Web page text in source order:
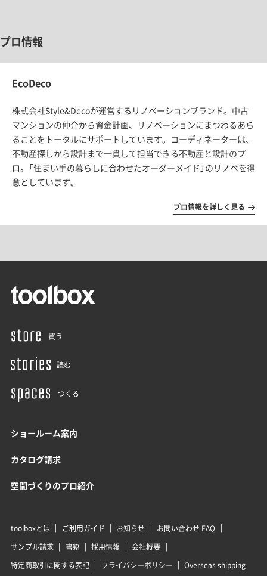
プロ情報
EcoDeco
株式会社Style&Decoが運営するリノベーションブランド。中古
マンションの仲介から資金計画、リノベーションにまつわるあら
ることをトータルにサポートしています。コーディネーターは、
不動産探しから設計まで一貫して担当できる不動産と設計のプ
ロ。「住まい手の暮らしに合わせたオーダーメイド」のリノベを得
意としています。
プロ情報を詳しく見る
買う
読む
つくる
ショールーム案内
カタログ請求
空間づくりのプロ紹介
toolboxとは ご利用ガイド お知らせ
お問い合わせ FAQ
サンプル請求
書籍 採用情報
会社概要
特定商取引に関する表記
プライバシーポリシー Overseas shipping